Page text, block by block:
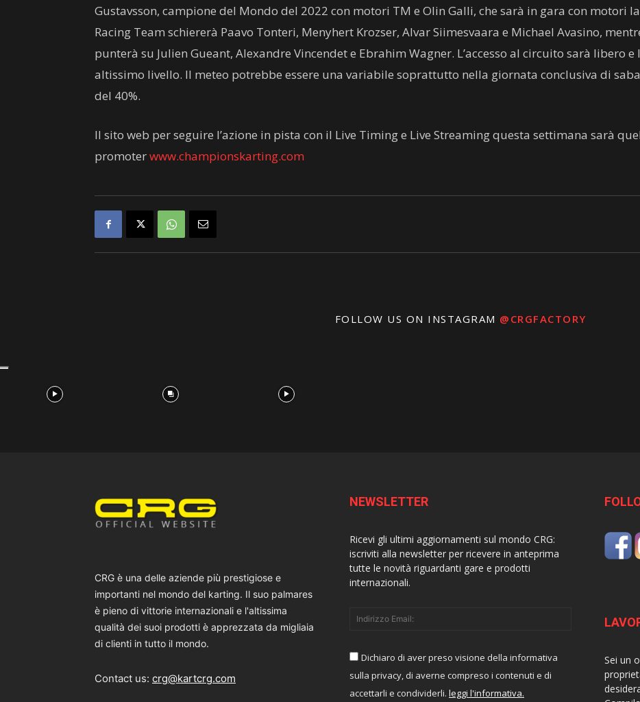
Gustavsson, campione del Mondo del 2022 con motori TM e Olin Galli, che sarà in gara con motori
Racing Team schiererà Paavo Tonteri, Menyhert Krozser, Alvar Siimesvaara e Michael Avasino,
punterà su Julien Gueant, Alexandre Vincendet e Ebrahim Wagner. L’accesso al circuito sarà libero
altissimo livello. Il meteo potrebbe essere una variabile soprattutto nella giornata conclusiva di
del 40%.
Il sito web per seguire l’azione in pista con il Live Timing e Live Streaming questa settimana sarà
promoterwww.championskarting.com
FOLLOW US ON INSTAGRAM @CRGFACTORY
CRG è una delle aziende più prestigiose e
importanti nel mondo del karting. Il suo palmares
è pieno di vittorie internazionali e l'altissima
qualità dei suoi prodotti è apprezzata da migliaia
di clienti in tutto il mondo.
Contact us: crg@kartcrg.com
NEWSLETTER
Ricevi gli ultimi aggiornamenti sul mondo CRG:
iscriviti alla newsletter per ricevere in anteprima
tutte le novità riguardanti gare e prodotti
internazionali.
Dichiaro di aver preso visione della informativa
sulla privacy, di averne compreso i contenuti e di
accettarli e condividerli. leggi l'informativa.
Sei un